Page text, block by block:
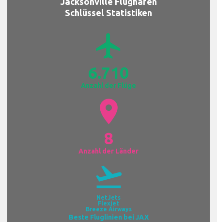
Schlüssel Statistiken
airplanemode_active
6.710
Anzahl der Flüge
location_on
8
Anzahl der Länder
flight_takeoff
NetJets
Flexjet
Breeze Airways
Beste Fluglinien bei JAX